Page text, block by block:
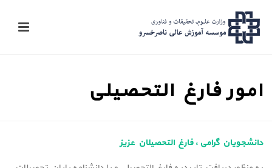
امور فارغ التحصیلی
دانشجویان گرامی ، فارغ التحصیلان عزیز